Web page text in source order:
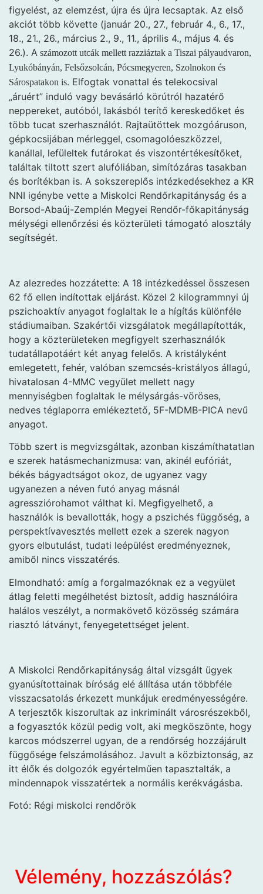
figyelést, az elemzést, újra és újra lecsaptak. Az első
akciót több követte (január 20., 27., február 4., 6., 17.,
18., 21., 26., március 2., 9., 11., április 4., május 4. és
26.). A számozott utcák mellett razziáztak a Tiszai pályaudvaron,
Lyukóbányán, Felsőzsolcán, Pócsmegyeren, Szolnokon és
Sárospatakon is. Elfogtak vonattal és telekocsival
„áruért” induló vagy bevásárló körútról hazatérő
neppereket, autóból, lakásból terítő kereskedőket és
több tucat szerhasználót. Rajtaütöttek mozgóáruson,
gépkocsijában mérleggel, csomagolóeszközzel,
kanállal, lefüleltek futárokat és viszontértékesítőket,
találtak tiltott szert alufóliában, simítózáras tasakban
és borítékban is. A sokszereplős intézkedésekhez a KR
NNI igénybe vette a Miskolci Rend­őrkapitányság és a
Borsod-Abaúj-Zemplén Megyei Rendőr-főkapitányság
mélységi ellenőrzési és közterületi támogató alosztály
segítségét.
Az alezredes hozzátette: A 18 intézkedéssel összesen
62 fő ellen indítottak eljárást. Közel 2 kilogrammnyi új
pszichoaktív anyagot foglaltak le a hígítás különféle
stádiumaiban. Szakértői vizsgálatok megállapították,
hogy a közterületeken megfigyelt szerhasználók
tudatállapotáért két anyag felelős. A kristályként
emlegetett, fehér, valóban szemcsés-kristályos állagú,
hivatalosan 4-MMC vegyület mellett nagy
mennyiségben foglaltak le mélysárgás-vöröses,
nedves téglaporra emlékeztető, 5F-MDMB-PICA nevű
anyagot.
Több szert is megvizsgáltak, azonban kiszámíthatatlan
e szerek hatásmechanizmusa: van, akinél eufóriát,
békés bágyadtságot okoz, de ugyanez vagy
ugyanezen a néven futó anyag másnál
agressziórohamot válthat ki. Megfigyelhető, a
használók is bevallották, hogy a pszichés függőség, a
perspektívavesztés mellett ezek a szerek nagyon
gyors elbutulást, tudati leépülést eredményeznek,
amiből nincs visszatérés.
Elmondható: amíg a forgalmazóknak ez a vegyület
átlag feletti megélhetést biztosít, addig használóira
halálos veszélyt, a normakövető közösség számára
riasztó látványt, fenyegetettséget jelent.
A Miskolci Rendőrkapitányság által vizsgált ügyek
gyanúsítottainak bíróság elé állítása után többféle
visszacsatolás érkezett munkájuk eredményességére.
A terjesztők kiszorultak az inkriminált városrészekből,
a fogyasztók közül pedig volt, aki megköszönte, hogy
karcos módszerrel ugyan, de a rendőrség hozzájárult
függősége felszámolásához. Javult a közbiztonság, az
itt élők és dolgozók egyértelműen tapasztalták, a
mindennapok visszatértek a normális kerékvágásba.
Fotó: Régi miskolci rendőrök
Vélemény, hozzászólás?